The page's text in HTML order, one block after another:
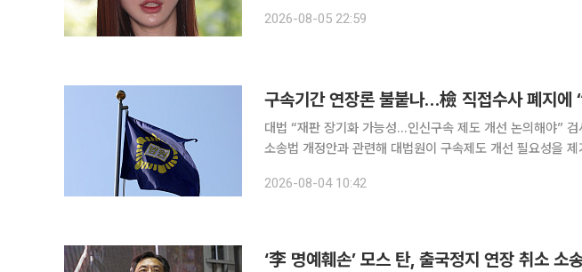
2026-08-05 22:59
구속기간 연장론 불붙나…檢 직접수사 폐지에
대법 “재판 장기화 가능성…인신구속 제도 개선 논의해야” 검사의 직접수사를 전면 폐지하는 형사
소송법 개정안과 관련해 대법원이 구속제도 개선 필요성을
2026-08-04 10:42
‘李 명예훼손’ 모스 탄, 출국정지 연장 취소 소